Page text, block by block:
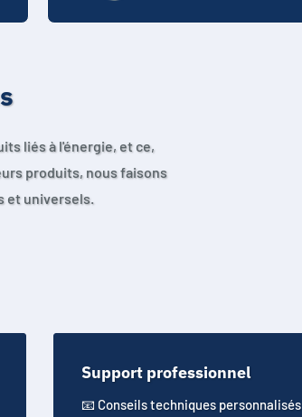
liés à l'énergie, et ce,
produits, nous faisons
et universels.
Support professionnel
📧​ Conseils techniques personnalisés